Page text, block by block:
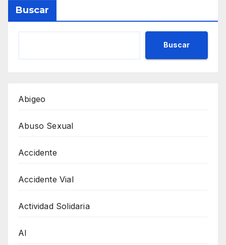
Buscar
Buscar
Abigeo
Abuso Sexual
Accidente
Accidente Vial
Actividad Solidaria
AI